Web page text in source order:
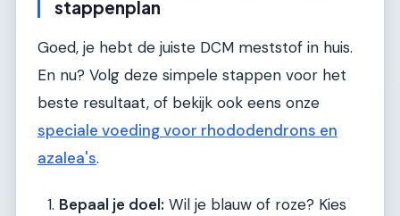
stappenplan
Goed, je hebt de juiste DCM meststof in huis.
En nu? Volg deze simpele stappen voor het
beste resultaat, of bekijk ook eens onze
speciale voeding voor rhododendrons en
azalea's.
Bepaal je doel: Wil je blauw of roze? Kies